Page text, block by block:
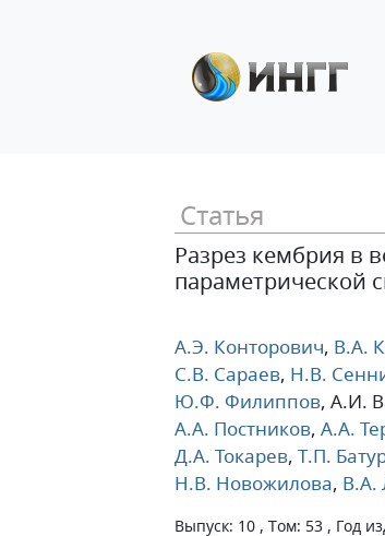
Статья
Разрез кембрия в
параметрической
А.Э. Конторович, В.А.
С.В. Сараев, Н.В.
Ю.Ф. Филиппов, А.И.
А.А. Постников, А.А.
Д.А. Токарев, Т.П.
Н.В. Новожилова, В.А.
Выпуск: 10 , Том: 53 , Год